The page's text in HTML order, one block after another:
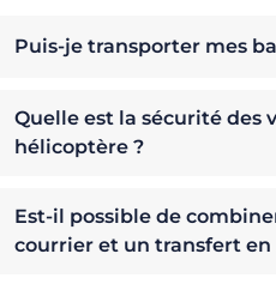
Puis-je transporter mes
Quelle est la sécurité des
hélicoptère ?
Est-il possible de
courrier et un transfert